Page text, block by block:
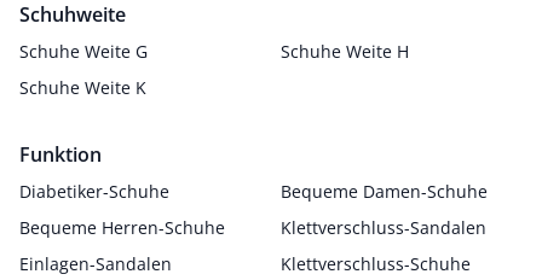
Schuhweite
Schuhe Weite G
Schuhe Weite H
Schuhe Weite K
Funktion
Diabetiker-Schuhe
Bequeme Damen-Schuhe
Bequeme Herren-Schuhe
Klettverschluss-Sandalen
Einlagen-Sandalen
Klettverschluss-Schuhe